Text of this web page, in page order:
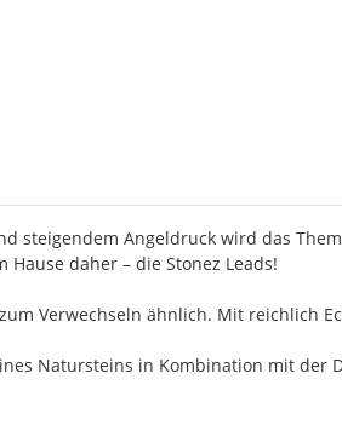
steigendem Angeldruck wird das
daher – die Stonez Leads!
Verwechseln ähnlich. Mit
Natursteins in Kombination mit